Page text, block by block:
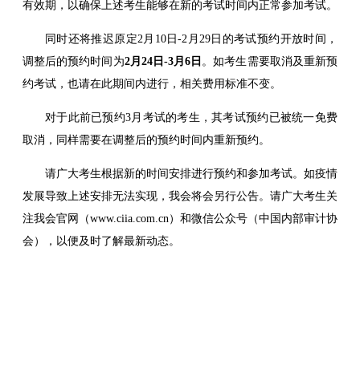
有效期，以确保上述考生能够在新的考试时间内正常参加考试。
同时还将推迟原定2月10日-2月29日的考试预约开放时间，
调整后的预约时间为2月24日-3月6日 。如考生需要取消及重新预
约考试，也请在此期间内进行，相关费用标准不变。
对于此前已预约3月考试的考生，其考试预约已被统一免费
取消，同样需要在调整后的预约时间内重新预约。
请广大考生根据新的时间安排进行预约和参加考试。如疫情
发展导致上述安排无法实现，我会将会另行公告。请广大考生关
注我会官网（www.ciia.com.cn）和微信公众号（中国内部审计协
会），以便及时了解最新动态。